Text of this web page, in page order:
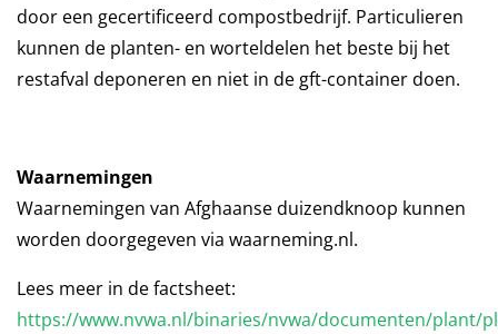
door een gecertificeerd compostbedrijf. Particulieren
kunnen de planten- en worteldelen het beste bij het
restafval deponeren en niet in de gft-container doen.
Waarnemingen
Waarnemingen van Afghaanse duizendknoop kunnen
worden doorgegeven via waarneming.nl.
Lees meer in de factsheet:
https://www.nvwa.nl/binaries/nvwa/documenten/plant/